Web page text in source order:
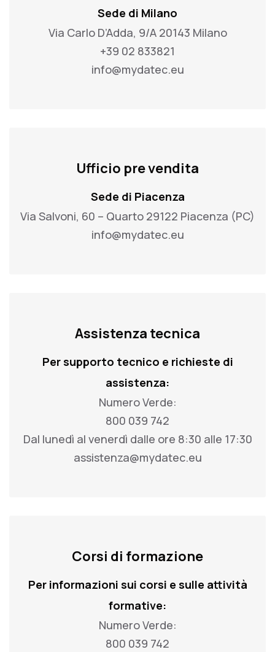
Sede di Milano
Via Carlo D’Adda, 9/A 20143 Milano
+39 02 833821
info@mydatec.eu
Ufficio pre vendita
Sede di Piacenza
Via Salvoni, 60 – Quarto 29122 Piacenza (PC)
info@mydatec.eu
Assistenza tecnica
Per supporto tecnico e richieste di
assistenza:
Numero Verde:
800 039 742
Dal lunedì al venerdì dalle ore 8:30 alle 17:30
assistenza@mydatec.eu
Corsi di formazione
Per informazioni sui corsi e sulle attività
formative:
Numero Verde:
800 039 742